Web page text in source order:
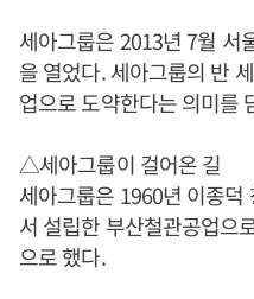
세아그룹은 2013년 7월 서
을 열었다. 세아그룹의 반
업으로 도약한다는 의미를
△세아그룹이 걸어온 길
세아그룹은 1960년 이종덕
서 설립한 부산철관공업으
으로 했다.